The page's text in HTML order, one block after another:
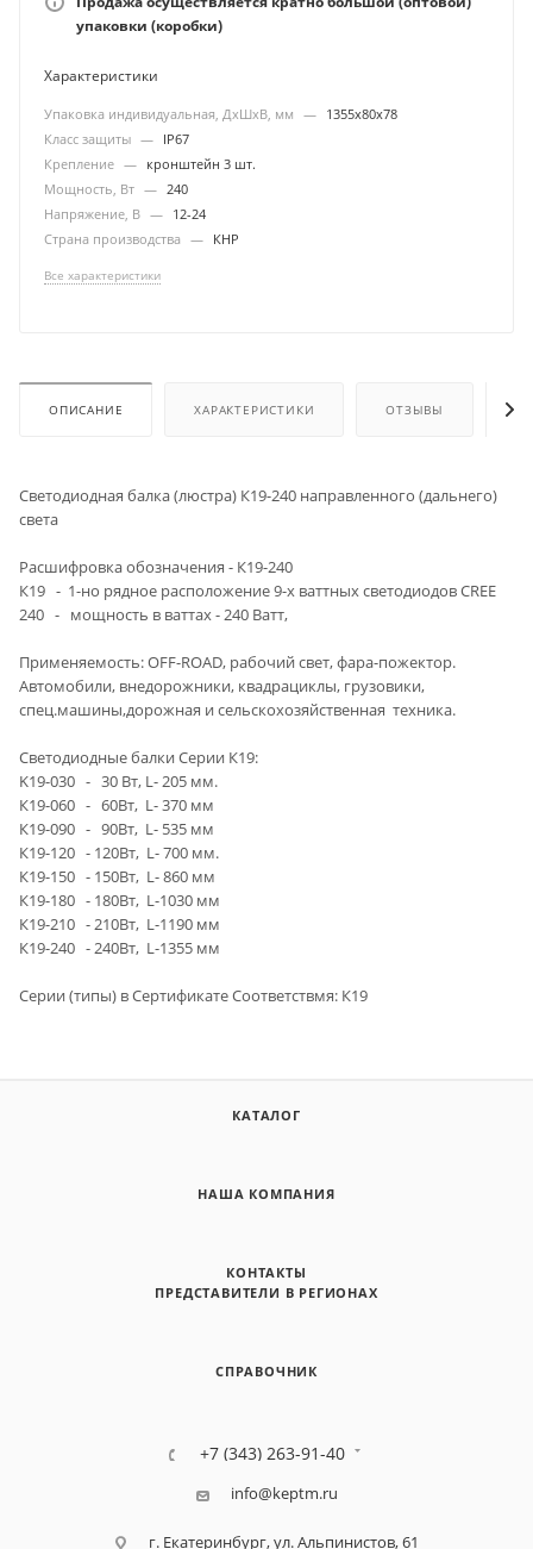
упаковки (коробки)
Характеристики
Упаковка индивидуальная, ДхШхВ, мм — 1355х80х78
Класс защиты — IP67
Крепление — кронштейн 3 шт.
Мощность, Вт — 240
Напряжение, В — 12-24
Страна производства — КНР
Все характеристики
ОПИСАНИЕ ХАРАКТЕРИСТИКИ ОТЗЫВЫ
Светодиодная балка (люстра) К19-240 направленного (дальнего)
света
Расшифровка обозначения - К19-240
К19 - 1-но рядное расположение 9-х ваттных светодиодов CREE
240 - мощность в ваттах - 240 Ватт,
Применяемость: OFF-ROAD, рабочий свет, фара-пожектор.
Автомобили, внедорожники, квадрациклы, грузовики,
спец.машины,дорожная и сельскохозяйственная техника.
Светодиодные балки Серии К19:
K19-030 - 30 Вт, L- 205 мм.
К19-060 - 60Вт, L- 370 мм
К19-090 - 90Вт, L- 535 мм
К19-120 - 120Вт, L- 700 мм.
К19-150 - 150Вт, L- 860 мм
К19-180 - 180Вт, L-1030 мм
К19-210 - 210Вт, L-1190 мм
К19-240 - 240Вт, L-1355 мм
Серии (типы) в Сертификате Cоответствмя: К19
КАТАЛОГ
НАША КОМПАНИЯ
КОНТАКТЫ
ПРЕДСТАВИТЕЛИ В РЕГИОНАХ
СПРАВОЧНИК
+7 (343) 263-91-40
info@keptm.ru
г. Екатеринбург, ул. Альпинистов, 61